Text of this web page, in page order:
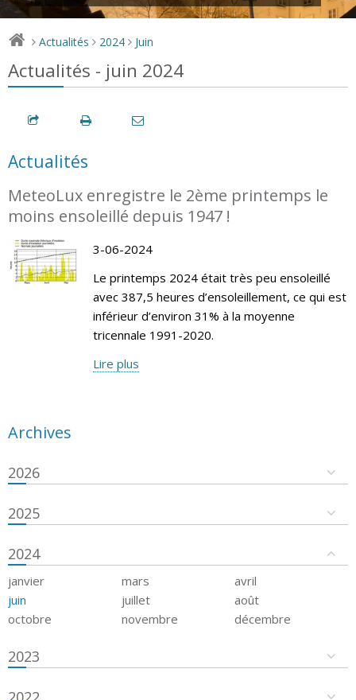
> Actualités > 2024 > Juin
Actualités - juin 2024
Actualités
MeteoLux enregistre le 2ème printemps le
moins ensoleillé depuis 1947 !
3-06-2024
Le printemps 2024 était très peu ensoleillé
avec 387,5 heures d’ensoleillement, ce qui est
inférieur d’environ 31% à la moyenne
tricennale 1991-2020.
Lire plus
Archives
2026
2025
2024
janvier mars
avril
juin
juillet
août
octobre
novembre décembre
2023